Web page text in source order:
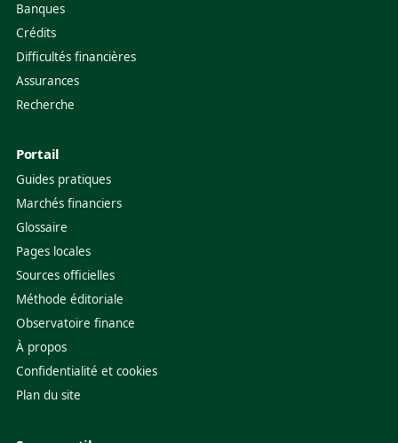
Banques
Crédits
Difficultés financières
Assurances
Recherche
Portail
Guides pratiques
Marchés financiers
Glossaire
Pages locales
Sources officielles
Méthode éditoriale
Observatoire finance
À propos
Confidentialité et cookies
Plan du site